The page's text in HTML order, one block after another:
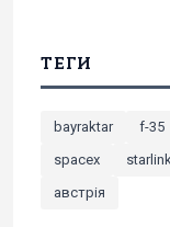
ТЕГИ
bayraktar f-35
spacex
австрія